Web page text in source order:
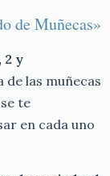
de Muñecas»
2 y
de las muñecas
te
en cada uno